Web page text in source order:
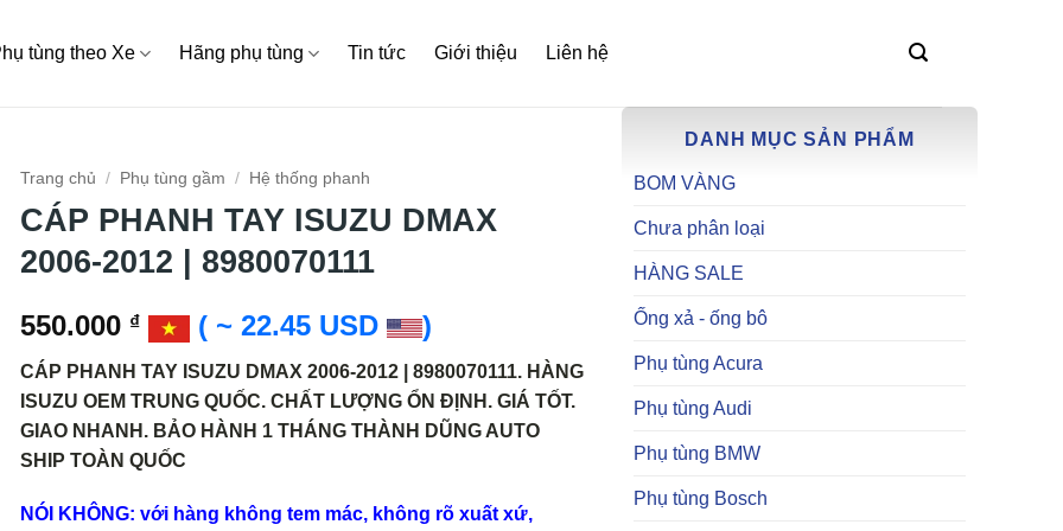
tùng theo Xe Hãng phụ tùng Tin tức Giới thiệu Liên hệ
DANH MỤC SẢN PHẨM
BOM VÀNG
Chưa phân loại
HÀNG SALE
Ống xả - ống bô
Phụ tùng Acura
Phụ tùng Audi
Phụ tùng BMW
Phụ tùng Bosch
Trang chủ / Phụ tùng gầm / Hệ thống phanh
CÁP PHANH TAY ISUZU DMAX
2006-2012 | 8980070111
550.000 ₫ ( ~ 22.45 USD )
CÁP PHANH TAY ISUZU DMAX 2006-2012 | 8980070111. HÀNG
ISUZU OEM TRUNG QUỐC. CHẤT LƯỢNG ỔN ĐỊNH. GIÁ TỐT.
GIAO NHANH. BẢO HÀNH 1 THÁNG THÀNH DŨNG AUTO
SHIP TOÀN QUỐC
NÓI KHÔNG: với hàng không tem mác, không rõ xuất xứ,